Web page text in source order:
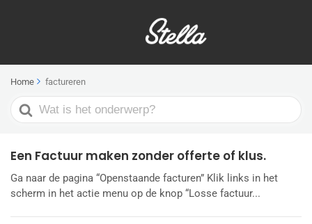
Home factureren
Search
For
Een Factuur maken zonder offerte of klus.
Ga naar de pagina “Openstaande facturen” Klik links in het
scherm in het actie menu op de knop “Losse factuur...